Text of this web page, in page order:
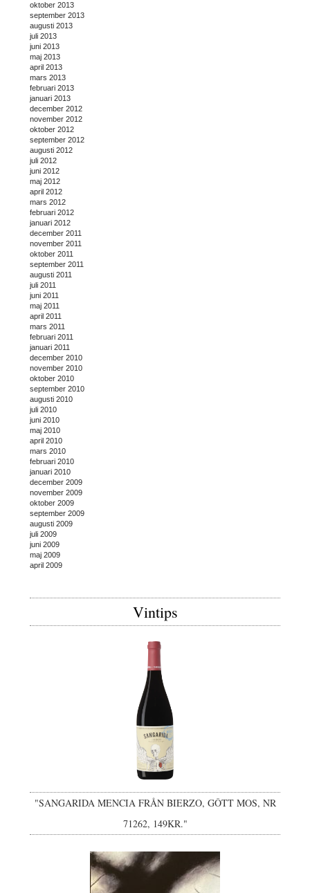
oktober 2013
september 2013
augusti 2013
juli 2013
juni 2013
maj 2013
april 2013
mars 2013
februari 2013
januari 2013
december 2012
november 2012
oktober 2012
september 2012
augusti 2012
juli 2012
juni 2012
maj 2012
april 2012
mars 2012
februari 2012
januari 2012
december 2011
november 2011
oktober 2011
september 2011
augusti 2011
juli 2011
juni 2011
maj 2011
april 2011
mars 2011
februari 2011
januari 2011
december 2010
november 2010
oktober 2010
september 2010
augusti 2010
juli 2010
juni 2010
maj 2010
april 2010
mars 2010
februari 2010
januari 2010
december 2009
november 2009
oktober 2009
september 2009
augusti 2009
juli 2009
juni 2009
maj 2009
april 2009
Vintips
"SANGARIDA MENCIA FRÅN BIERZO, GÔTT MOS, NR
71262, 149KR."